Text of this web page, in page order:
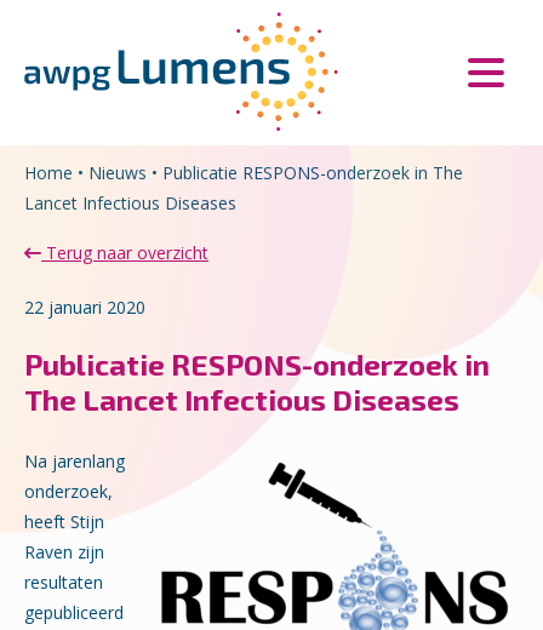
Home • Nieuws • Publicatie RESPONS-onderzoek in The
Lancet Infectious Diseases
Terug naar overzicht
22 januari 2020
Publicatie RESPONS-onderzoek in
The Lancet Infectious Diseases
Na jarenlang
onderzoek,
heeft Stijn
Raven zijn
resultaten
gepubliceerd